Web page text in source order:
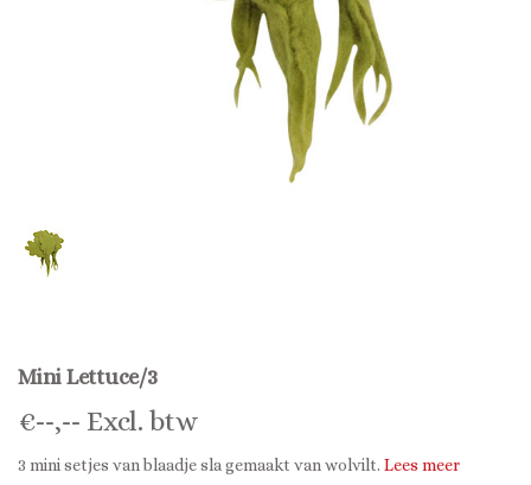
Mini Lettuce/3
€--,-- Excl. btw
3 mini setjes van blaadje sla gemaakt van wolvilt. Lees meer